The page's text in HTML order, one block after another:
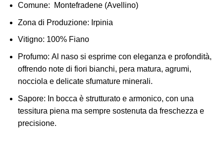
Comune: Montefradene (Avellino)
Zona di Produzione: Irpinia
Vitigno: 100% Fiano
Profumo: Al naso si esprime con eleganza e profondità,
offrendo note di fiori bianchi, pera matura, agrumi,
nocciola e delicate sfumature minerali.
Sapore: In bocca è strutturato e armonico, con una
tessitura piena ma sempre sostenuta da freschezza e
precisione.